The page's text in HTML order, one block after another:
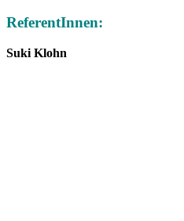
ReferentInnen:
Suki Klohn